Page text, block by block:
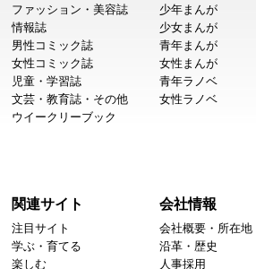
ファッション・美容誌
情報誌
男性コミック誌
女性コミック誌
児童・学習誌
文芸・教育誌・その他
ウイークリーブック
少年まんが
少女まんが
青年まんが
女性まんが
青年ラノベ
女性ラノベ
関連サイト
注目サイト
学ぶ・育てる
楽しむ
会社情報
会社概要・所在地
沿革・歴史
人事採用